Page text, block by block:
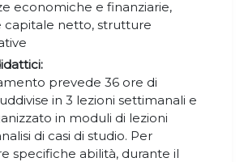
economiche e finanziarie,
capitale netto, strutture
prevede 36 ore di
in 3 lezioni settimanali e
in moduli di lezioni
di casi di studio. Per
specifiche abilità, durante il